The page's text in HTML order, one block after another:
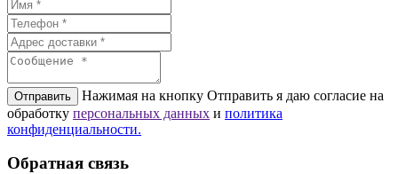
Отправить
Нажимая на кнопку Отправить я даю согласие на
обработку персональных данных и политикa
конфиденциальности.
Обратная связь